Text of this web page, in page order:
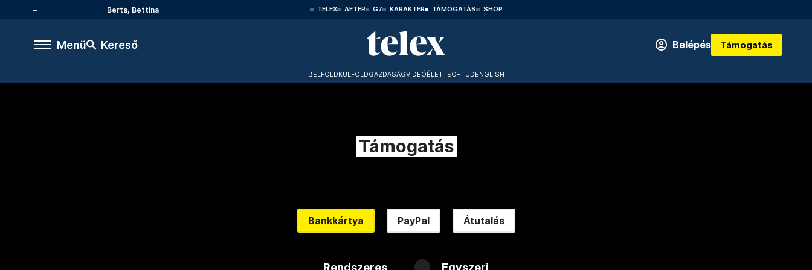
Berta, Bettina TELEX AFTER G7 KARAKTER TÁMOGATÁS SHOP
Menü Kereső Belépés Támogatás
BELFÖLDKÜLFÖLDGAZDASÁGVIDEÓÉLETTECHTUDENGLISH
Támogatás
Bankkártya PayPal Átutalás
Rendszeres Egyszeri